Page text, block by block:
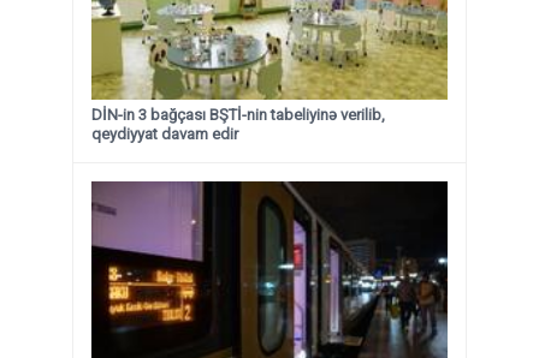
DİN-in 3 bağçası BŞTİ-nin tabeliyinə verilib,
qeydiyyat davam edir